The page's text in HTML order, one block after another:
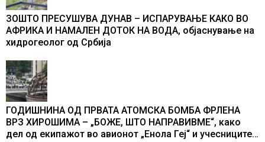
ЗОШТО ПРЕСУШУВА ДУНАВ – ИСПАРУВАЊЕ КАКО ВО
АФРИКА И НАМАЛЕН ДОТОК НА ВОДА, објаснување на
хидрогеолог од Србија
ГОДИШНИНА ОД ПРВАТА АТОМСКА БОМБА ФРЛЕНА
ВРЗ ХИРОШИМА – „БОЖЕ, ШТО НАПРАВИВМЕ“, како
дел од екипажот во авионот „Енола Геј“ и учесниците